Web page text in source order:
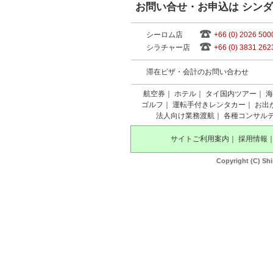
お問い合せ・お申込は シン
シーロム店
+66 (0) 2026
シラチャー店
+66 (0) 3831
滞在ビザ・会計のお問い合わせ
航空券 ホテル タイ国内ツアー
ゴルフ
運転手付きレンタカー
お出
法人向け業務渡航
各種コンサル
サイトご利用案内 採用情報
Copyright (C)